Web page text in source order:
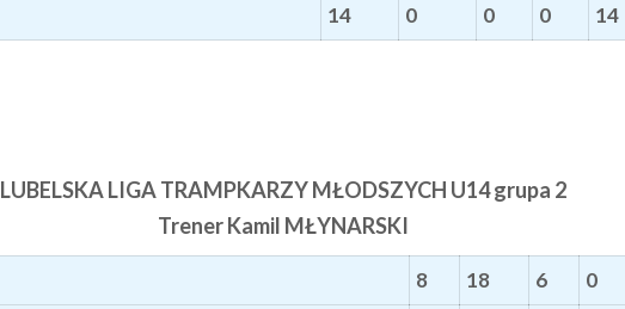
14 0 0 0 14
LUBELSKA LIGA TRAMPKARZY MŁODSZYCH U14 grupa 2
Trener Kamil MŁYNARSKI
8 18 6 0